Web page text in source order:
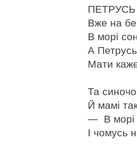
Вже на
В морі
А
Мати
Та
Й мамі
— В морі
І чомусь